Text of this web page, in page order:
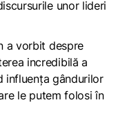
unor lideri
a vorbit despre
incredibilă a
influența gândurilor
le putem folosi în